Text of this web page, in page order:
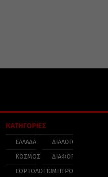
ΚΑΤΗΓΟΡΙΕΣ
ΕΛΛΑΔΑ
ΚΟΣΜΟΣ
ΕΟΡΤΟΛΟΓΙΟ
ΔΙΑΛΟΓΟΣ
ΔΙΑΦΟΡΑ
ΜΗΤΡΟΠΟΛΕΙΣ